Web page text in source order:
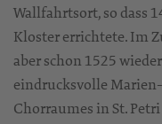
Wallfahrtsort, so dass
Kloster errichtete. Im
aber schon 1525
eindrucksvolle
Chorraumes in St.